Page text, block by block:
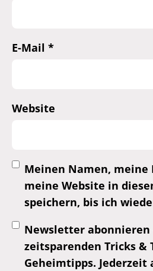
E-Mail *
Website
Meinen Namen, meine
meine Website in
speichern, bis ich
Newsletter abonnieren
zeitsparenden Tricks &
Geheimtipps. Jederzeit